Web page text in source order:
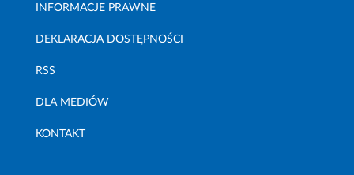
INFORMACJE PRAWNE
DEKLARACJA DOSTĘPNOŚCI
RSS
DLA MEDIÓW
KONTAKT